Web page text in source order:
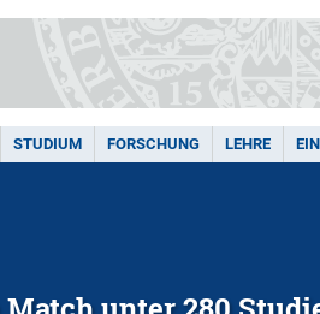
STUDIUM FORSCHUNG LEHRE